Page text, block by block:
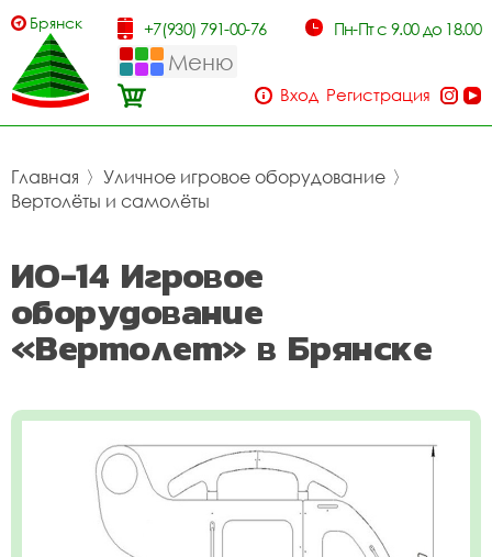
Брянск +7(930) 791-00-76 Пн-Пт с 9.00 до 18.00
Меню
Вход Регистрация
Главная 〉 Уличное игровое оборудование 〉
Вертолёты и самолёты
ИО-14 Игровое
оборудование
«Вертолет» в Брянске